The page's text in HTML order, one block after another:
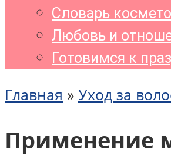
Словарь
Любовь и
Готовимся к
Главная » Уход за
Применение